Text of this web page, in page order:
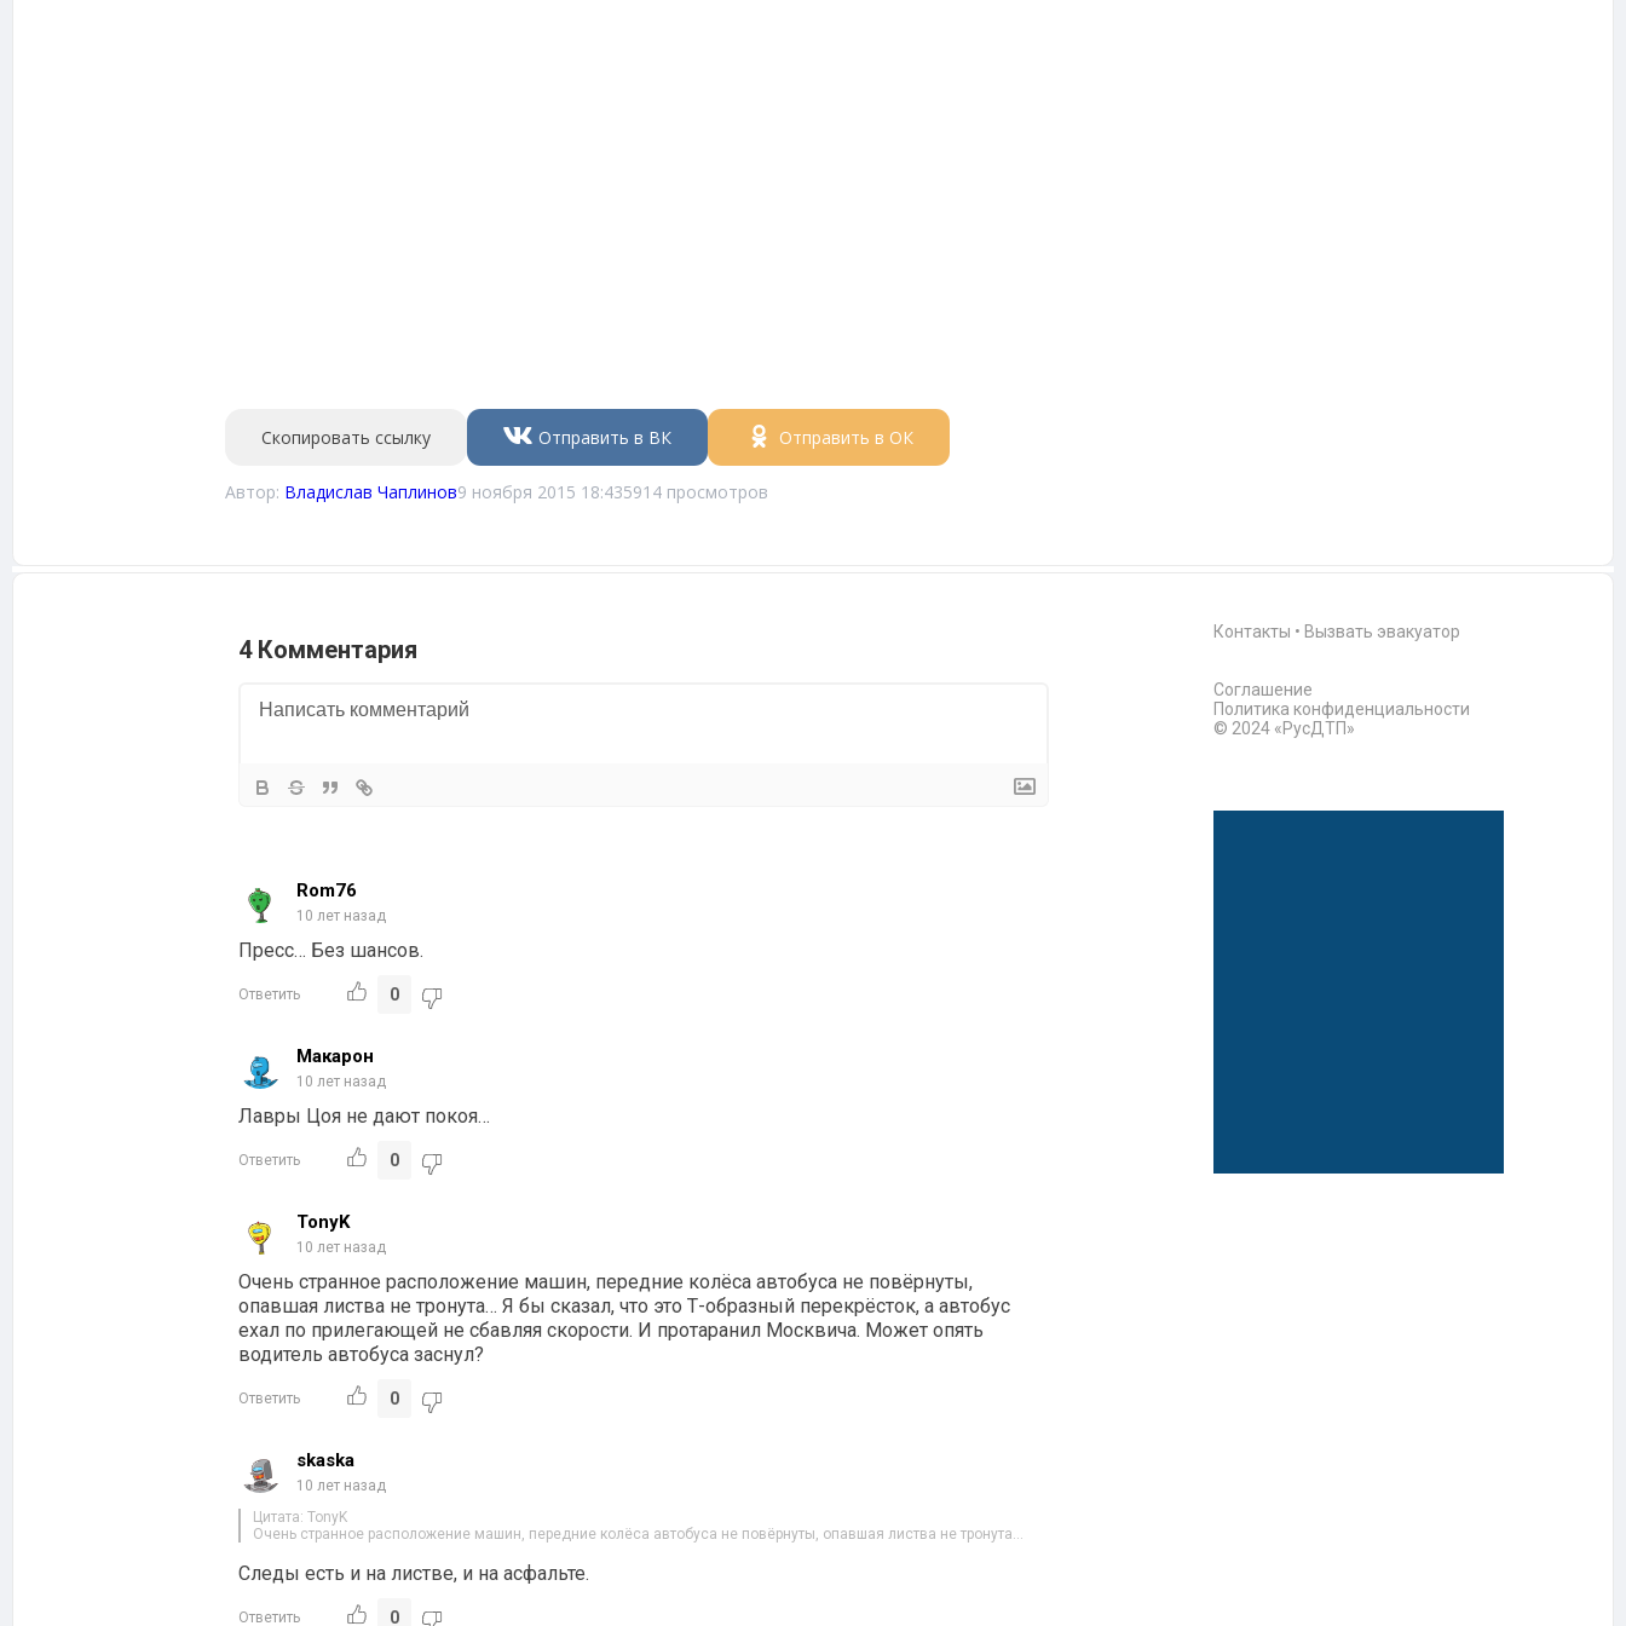
Скопировать ссылку Отправить в ВК Отправить в ОК
Автор: Владислав Чаплинов9 ноября 2015 18:435914 просмотров
4 Комментария
Rom76
10 лет назад
Пресс… Без шансов.
Ответить 0
Макарон
10 лет назад
Лавры Цоя не дают покоя…
Ответить 0
TonyK
10 лет назад
Очень странное расположение машин, передние колёса автобуса не повёрнуты,
опавшая листва не тронута… Я бы сказал, что это Т-образный перекрёсток, а автобус
ехал по прилегающей не сбавляя скорости. И протаранил Москвича. Может опять
водитель автобуса заснул?
Ответить 0
skaska
10 лет назад
Цитата: TonyK
Очень странное расположение машин, передние колёса автобуса не повёрнуты, опавшая листва не тронута…
Следы есть и на листве, и на асфальте.
Ответить 0
Контакты • Вызвать эвакуатор
Соглашение
Политика конфиденциальности
© 2024 «РусДТП»